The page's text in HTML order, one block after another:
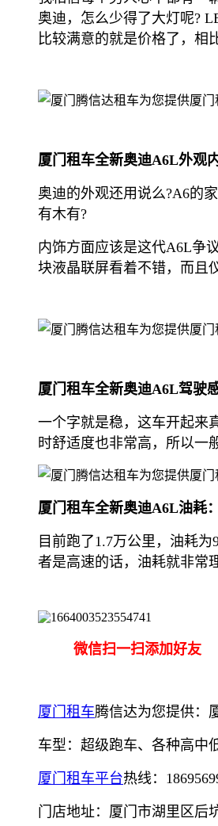
奥迪，怎么少得了大灯呢?
比较满意的就是价格了，相
厦门租车全新奥迪A6L外观内
奥迪的外观还用说么?A6的
有木有?
内饰方面应该是这代A6L争
块液晶联屏看着不错，而且
厦门租车全新奥迪A6L驾驶感
一个字就是稳，这车开起来
时舒适度也非常高，所以一
厦门租车全新奥迪A6L油耗：
目前跑了1.7万公里，油耗
者是高速的话，油耗就非常
微信扫一扫添加好友
厦门租车腾信达为您提供：
车型：超级跑车、各种高中
厦门租车平台热线：
门店地址：厦门市湖里区后